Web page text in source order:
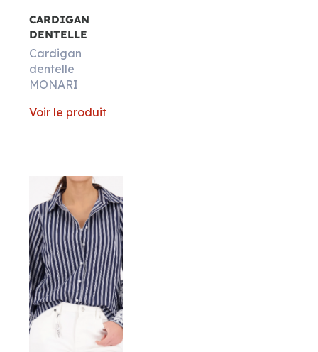
CARDIGAN
DENTELLE
Cardigan
dentelle
MONARI
Voir le produit